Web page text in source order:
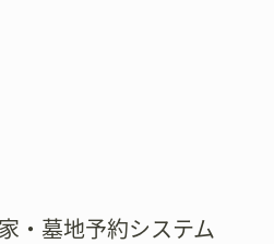
・墓地予約システム